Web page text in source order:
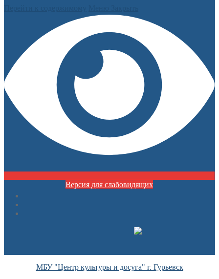
Версия для слабовидящих
МБУ "Центр культуры и досуга" г. Гурьевск